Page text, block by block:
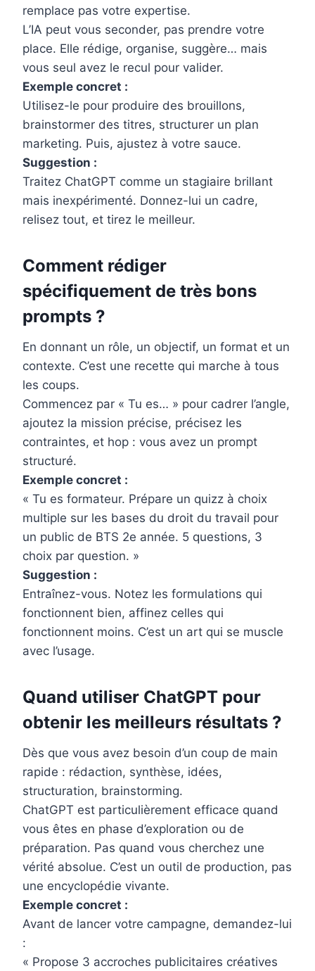
remplace pas votre expertise.
L’IA peut vous seconder, pas prendre votre
place. Elle rédige, organise, suggère… mais
vous seul avez le recul pour valider.
Exemple concret :
Utilisez-le pour produire des brouillons,
brainstormer des titres, structurer un plan
marketing. Puis, ajustez à votre sauce.
Suggestion :
Traitez ChatGPT comme un stagiaire brillant
mais inexpérimenté. Donnez-lui un cadre,
relisez tout, et tirez le meilleur.
Comment rédiger
spécifiquement de très bons
prompts ?
En donnant un rôle, un objectif, un format et un
contexte. C’est une recette qui marche à tous
les coups.
Commencez par « Tu es… » pour cadrer l’angle,
ajoutez la mission précise, précisez les
contraintes, et hop : vous avez un prompt
structuré.
Exemple concret :
« Tu es formateur. Prépare un quizz à choix
multiple sur les bases du droit du travail pour
un public de BTS 2e année. 5 questions, 3
choix par question. »
Suggestion :
Entraînez-vous. Notez les formulations qui
fonctionnent bien, affinez celles qui
fonctionnent moins. C’est un art qui se muscle
avec l’usage.
Quand utiliser ChatGPT pour
obtenir les meilleurs résultats ?
Dès que vous avez besoin d’un coup de main
rapide : rédaction, synthèse, idées,
structuration, brainstorming.
ChatGPT est particulièrement efficace quand
vous êtes en phase d’exploration ou de
préparation. Pas quand vous cherchez une
vérité absolue. C’est un outil de production, pas
une encyclopédie vivante.
Exemple concret :
Avant de lancer votre campagne, demandez-lui
:
« Propose 3 accroches publicitaires créatives